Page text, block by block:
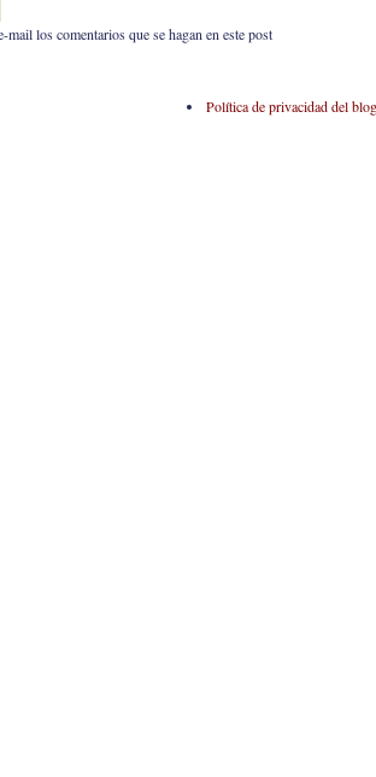
los comentarios que se hagan en este post
Política de privacidad del